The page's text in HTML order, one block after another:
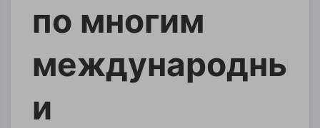
по многим
международным
и